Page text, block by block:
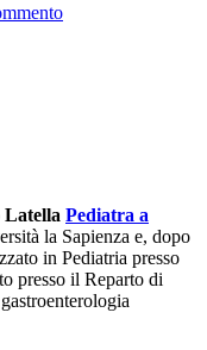
Latella Pediatra a
la Sapienza e, dopo
in Pediatria presso
presso il Reparto di